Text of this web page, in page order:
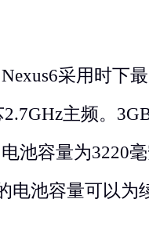
采用时下
主频。
池容量为3220
电池容量可以为